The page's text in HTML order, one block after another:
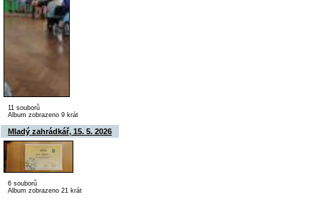
11 souborů
Album zobrazeno 9 krát
Mladý zahrádkář, 15. 5. 2026
6 souborů
Album zobrazeno 21 krát